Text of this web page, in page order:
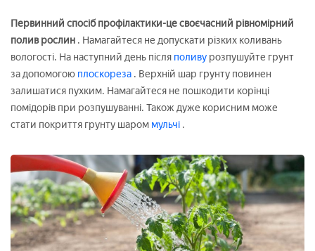
Первинний спосіб профілактики-це своєчасний рівномірний
полив рослин . Намагайтеся не допускати різких коливань
вологості. На наступний день після поливу розпушуйте грунт
за допомогою плоскореза . Верхній шар грунту повинен
залишатися пухким. Намагайтеся не пошкодити корінці
помідорів при розпушуванні. Також дуже корисним може
стати покриття грунту шаром мульчі .